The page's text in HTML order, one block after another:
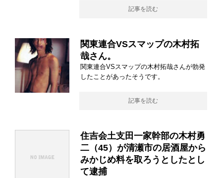
記事を読む
関東連合VSスマップの木村拓
哉さん。
関東連合VSスマップの木村拓哉さんが勃発
したことがあったそうです。
記事を読む
住吉会土支田一家幹部の木村勇
二（45）が清瀬市の居酒屋から
みかじめ料を取ろうとしたとし
て逮捕